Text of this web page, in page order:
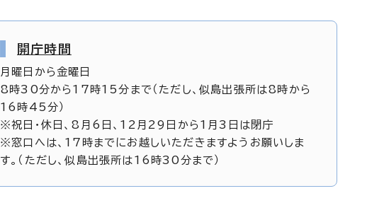
開庁時間
月曜日から金曜日
8時30分から17時15分まで（ただし、似島出張所は8時から
16時45分）
※祝日・休日、8月6日、12月29日から1月3日は閉庁
※窓口へは、17時までにお越しいただきますようお願いしま
す。（ただし、似島出張所は16時30分まで）